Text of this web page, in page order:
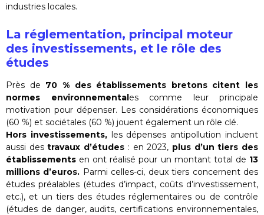
industries locales.
La réglementation, principal moteur
des investissements, et le rôle des
études
Près de 70 % des établissements bretons citent les
normes environnementales comme leur principale
motivation pour dépenser. Les considérations économiques
(60 %) et sociétales (60 %) jouent également un rôle clé.
Hors investissements,les dépenses antipollution incluent
aussi destravaux d’études : en 2023, plus d’un tiers des
établissements en ont réalisé pour un montant total de 13
millions d’euros. Parmi celles-ci, deux tiers concernent des
études préalables (études d’impact, coûts d’investissement,
etc.), et un tiers des études réglementaires ou de contrôle
(études de danger, audits, certifications environnementales,